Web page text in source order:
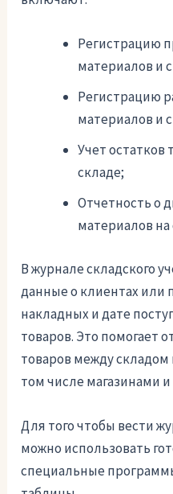
Регистрацию
материалов и
Регистрацию
материалов и
Учет остатков
складе;
Отчетность о
материалов на
В журнале складского
данные о клиентах или
накладных и дате
товаров. Это помогает
товаров между
том числе магазинами
Для того чтобы вести
можно использовать
специальные